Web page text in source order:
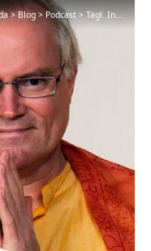
>Blog>Podcast>Tägl. Inspiration